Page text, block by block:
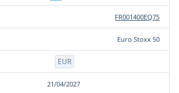
FR001400EQ75
Euro Stoxx 50
EUR
21/04/2027